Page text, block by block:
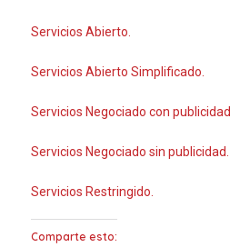
Servicios Abierto.
Servicios Abierto Simplificado.
Servicios Negociado con publicidad.
Servicios Negociado sin publicidad.
Servicios Restringido.
Comparte esto: